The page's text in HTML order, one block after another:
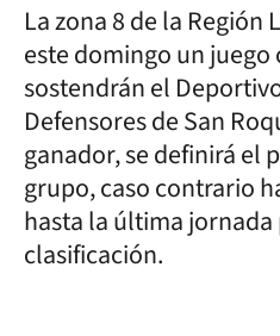
La zona 8 de la
este domingo un juego
sostendrán el
Defensores de San
ganador, se definirá el
grupo, caso contrario
hasta la última
clasificación.